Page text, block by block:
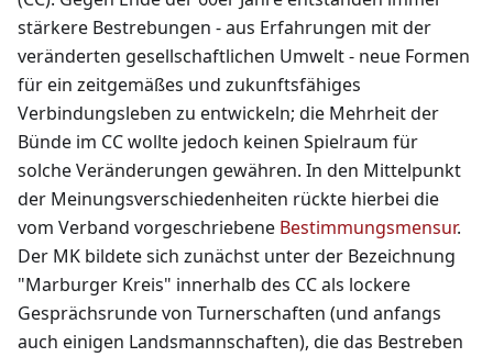
stärkere Bestrebungen - aus Erfahrungen mit der
veränderten gesellschaftlichen Umwelt - neue Formen
für ein zeitgemäßes und zukunftsfähiges
Verbindungsleben zu entwickeln; die Mehrheit der
Bünde im CC wollte jedoch keinen Spielraum für
solche Veränderungen gewähren. In den Mittelpunkt
der Meinungsverschiedenheiten rückte hierbei die
vom Verband vorgeschriebene Bestimmungsmensur.
Der MK bildete sich zunächst unter der Bezeichnung
"Marburger Kreis" innerhalb des CC als lockere
Gesprächsrunde von Turnerschaften (und anfangs
auch einigen Landsmannschaften), die das Bestreben